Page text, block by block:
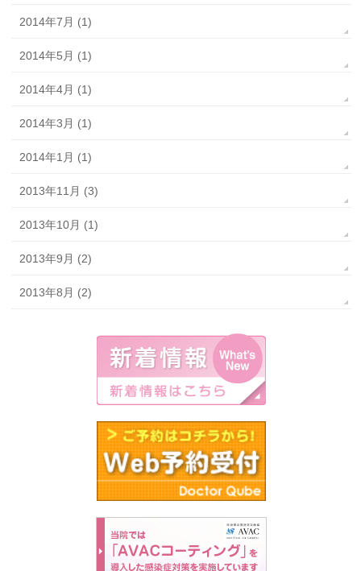
2014年7月 (1)
2014年5月 (1)
2014年4月 (1)
2014年3月 (1)
2014年1月 (1)
2013年11月 (3)
2013年10月 (1)
2013年9月 (2)
2013年8月 (2)